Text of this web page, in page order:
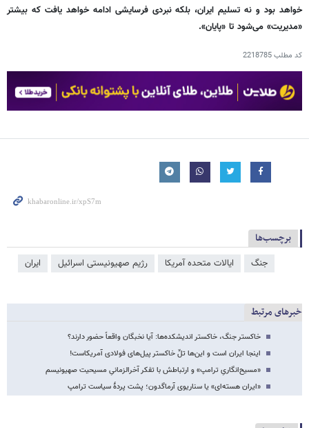
خواهد بود و نه تسلیم ایران، بلکه نبردی فرسایشی ادامه خواهد یافت که بیشتر
«مدیریت» می‌شود تا «پایان».
کد مطلب2218785
برچسب‌ها
جنگ ایالات متحده آمریکا رژیم صهیونیستی اسرائیل ایران
خبرهای مرتبط
خاکستر جنگ، خاکستر اندیشکده‌ها: آیا نخبگان واقعاً حضور دارند؟
اینجا ایران است و این‌ها تلِّ خاکستر پیل‌های فولادی آمریکاست!
«مسیح‌انگاریِ ترامپ» و ارتباطش با تفکر آخرالزمانیِ مسیحیت صهیونیسم
«ایران هسته‌ای» یا سناریوی آرماگدون؛ پشت پردۀ سیاست ترامپ